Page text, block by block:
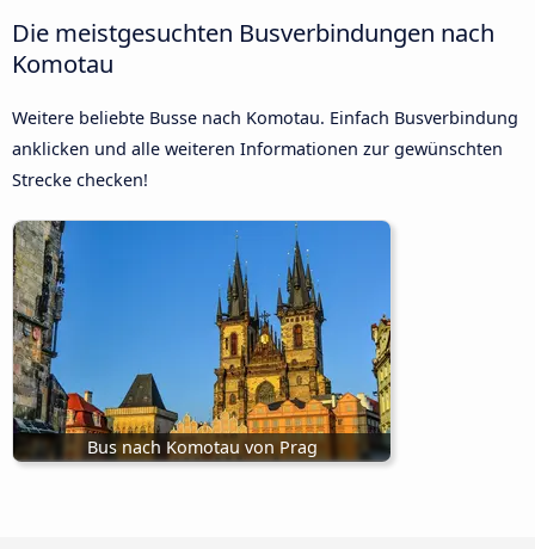
Die meistgesuchten Busverbindungen nach
Komotau
Weitere beliebte Busse nach Komotau. Einfach Busverbindung
anklicken und alle weiteren Informationen zur gewünschten
Strecke checken!
Bus nach Komotau von Prag